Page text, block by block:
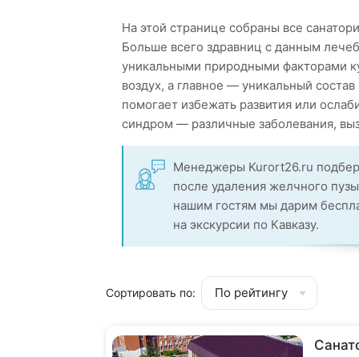
На этой странице собраны все
Больше всего здравниц с данным
уникальными природными факторами
воздух, а главное — уникальный
помогает избежать развития или
синдром — различные заболевания,
Менеджеры Kurort26.ru
после удаления желчного
нашим гостям мы дарим
на экскурсии по Кавказу.
Сортировать по: По рейтингу